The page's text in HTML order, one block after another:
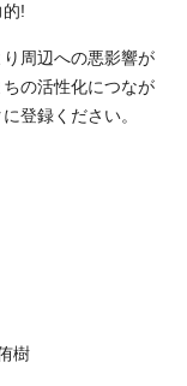
!
周辺への悪影響が
の活性化につなが
登録ください。
樹